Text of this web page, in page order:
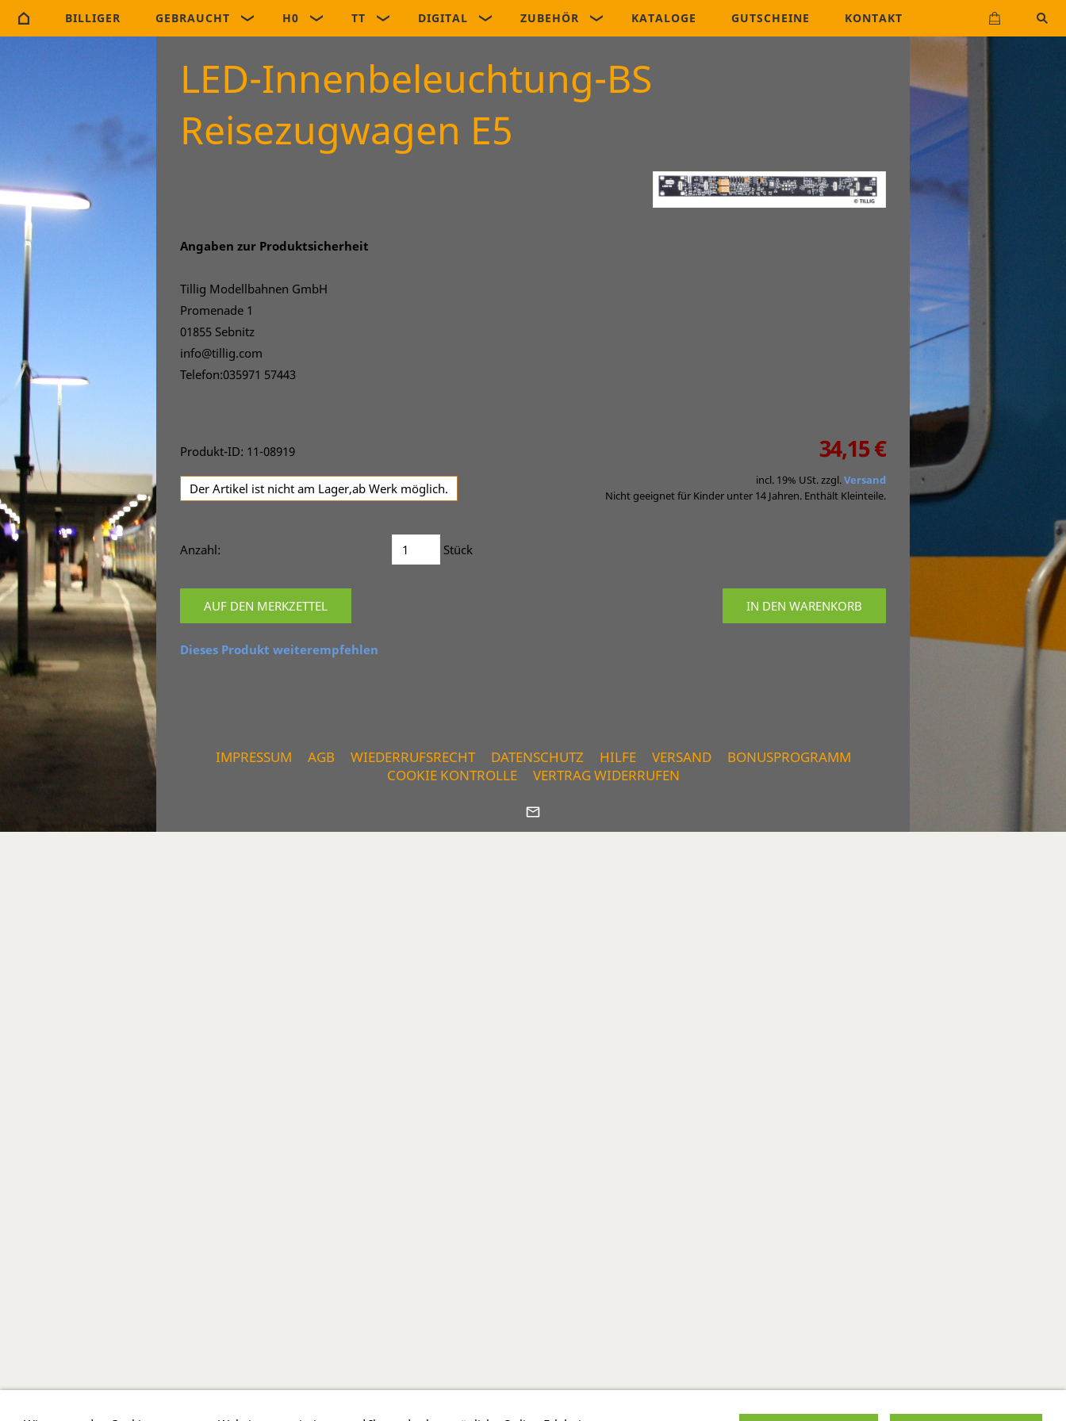
BILLIGER GEBRAUCHT H0 TT DIGITAL ZUBEHÖR KATALOGE GUTSCHEINE KONTAKT
LED-Innenbeleuchtung-BS
Reisezugwagen E5
Angaben zur Produktsicherheit
Tillig Modellbahnen GmbH
Promenade 1
01855 Sebnitz
info@tillig.com
Telefon:035971 57443
Produkt-ID: 11-08919
Der Artikel ist nicht am Lager,ab Werk möglich.
34,15 €
incl. 19% USt. zzgl.Versand
Nicht geeignet für Kinder unter 14 Jahren. Enthält Kleinteile.
Anzahl: Stück
IN DEN WARENKORB
AUF DEN MERKZETTEL
Dieses Produkt weiterempfehlen
IMPRESSUM AGB WIEDERRUFSRECHT DATENSCHUTZ HILFE VERSAND
BONUSPROGRAMM
COOKIE KONTROLLE
VERTRAG WIDERRUFEN